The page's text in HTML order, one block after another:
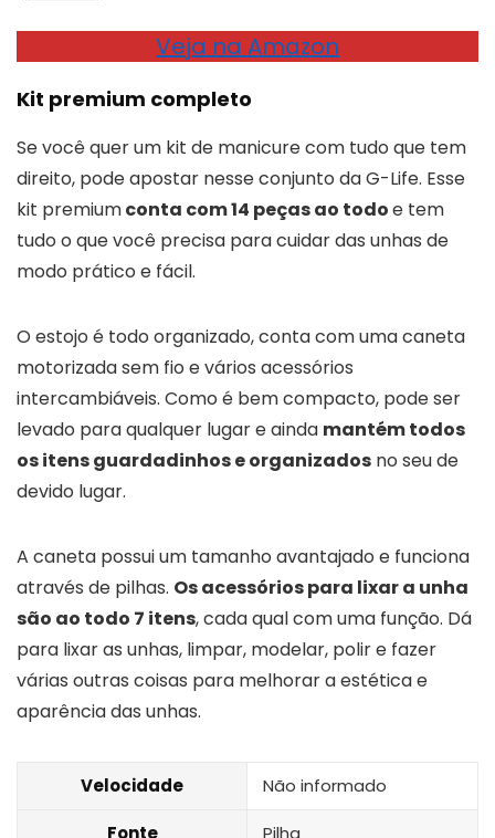
Veja na Amazon
Kit premium completo
Se você quer um kit de manicure com tudo que tem
direito, pode apostar nesse conjunto da G-Life. Esse
kit premiumconta com 14 peças ao todoe tem
tudo o que você precisa para cuidar das unhas de
modo prático e fácil.
O estojo é todo organizado, conta com uma caneta
motorizada sem fio e vários acessórios
intercambiáveis. Como é bem compacto, pode ser
levado para qualquer lugar e ainda mantém todos
os itens guardadinhos e organizados no seu de
devido lugar.
A caneta possui um tamanho avantajado e funciona
através de pilhas. Os acessórios para lixar a unha
são ao todo 7 itens, cada qual com uma função. Dá
para lixar as unhas, limpar, modelar, polir e fazer
várias outras coisas para melhorar a estética e
aparência das unhas.
Velocidade Não informado
Fonte Pilha